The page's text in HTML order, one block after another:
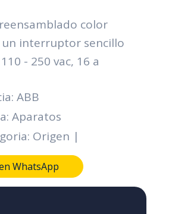
color
un interruptor sencillo
- 250 vac, 16 a
ABB
Aparatos
Origen |
WhatsApp